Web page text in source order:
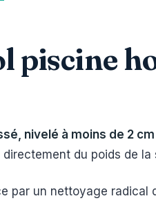
piscine
nivelé à moins de 2
du poids de la
par un nettoyage radical